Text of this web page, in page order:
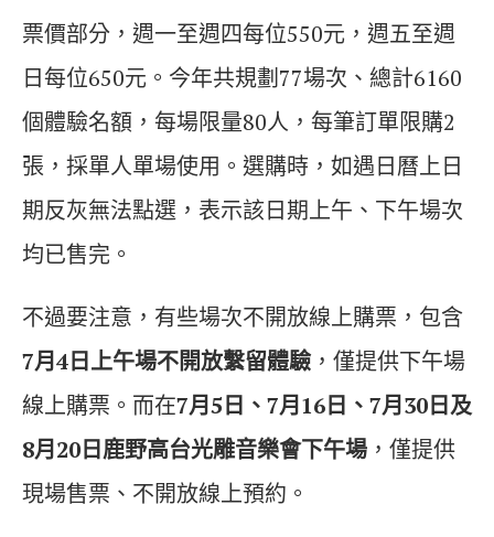
票價部分，週一至週四每位550元，週五至週
日每位650元。今年共規劃77場次、總計6160
個體驗名額，每場限量80人，每筆訂單限購2
張，採單人單場使用。選購時，如遇日曆上日
期反灰無法點選，表示該日期上午、下午場次
均已售完。
不過要注意，有些場次不開放線上購票，包含
7月4日上午場不開放繫留體驗，僅提供下午場
線上購票。而在7月5日、7月16日、7月30日及
8月20日鹿野高台光雕音樂會下午場 ，僅提供
現場售票、不開放線上預約。